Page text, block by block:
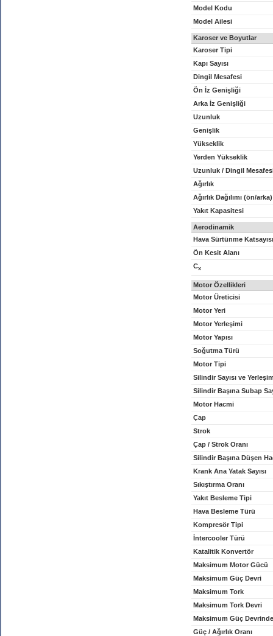
Model Kodu
Model Ailesi
Karoser ve Boyutlar
Karoser Tipi
Kapı Sayısı
Dingil Mesafesi
Ön İz Genişliği
Arka İz Genişliği
Uzunluk
Genişlik
Yükseklik
Yerden Yükseklik
Uzunluk / Dingil
Ağırlık
Ağırlık Dağılımı (ön/arka)
Yakıt Kapasitesi
Aerodinamik
Hava Sürtünme Katsayısı
Ön Kesit Alanı
Cx
Motor Özellikleri
Motor Üreticisi
Motor Yeri
Motor Yerleşimi
Motor Yapısı
Soğutma Türü
Motor Tipi
Silindir Sayısı ve
Silindir Başına Subap
Motor Hacmi
Çap
Strok
Çap / Strok Oranı
Silindir Başına Düşen
Krank Ana Yatak Sayısı
Sıkıştırma Oranı
Yakıt Besleme Tipi
Hava Besleme Türü
Kompresör Tipi
İntercooler Türü
Katalitik Konvertör
Maksimum Motor Gücü
Maksimum Güç Devri
Maksimum Tork
Maksimum Tork Devri
Maksimum Güç
Güç / Ağırlık Oranı